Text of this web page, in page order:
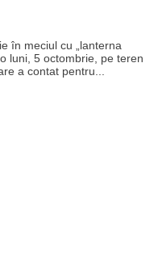
în meciul cu „lanterna
luni, 5 octombrie, pe teren
a contat pentru...